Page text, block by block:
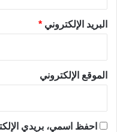
البريد الإلكتروني *
الموقع الإلكتروني
احفظ اسمي، بريدي